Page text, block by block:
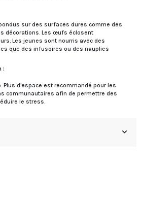
sur des surfaces dures comme des
décorations. Les œufs éclosent
Les jeunes sont nourris avec des
que des infusoires ou des nauplies
:
Plus d'espace est recommandé pour les
communautaires afin de permettre des
le stress.